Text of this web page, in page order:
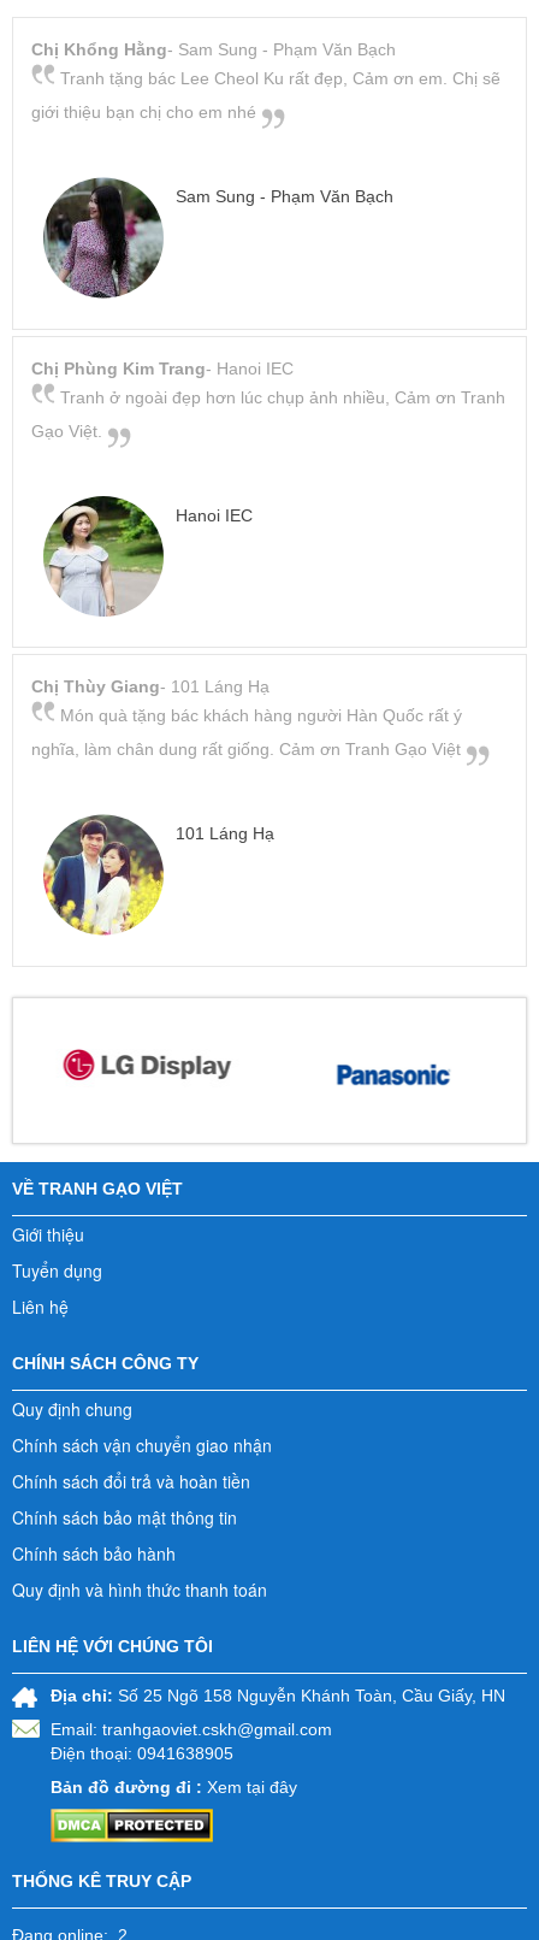
Chị Khổng Hằng- Sam Sung - Phạm Văn Bạch
Tranh tặng bác Lee Cheol Ku rất đẹp, Cảm ơn em. Chị sẽ
giới thiệu bạn chị cho em nhé
Sam Sung - Phạm Văn Bạch
Chị Phùng Kim Trang- Hanoi IEC
Tranh ở ngoài đẹp hơn lúc chụp ảnh nhiều, Cảm ơn Tranh
Gạo Việt.
Hanoi IEC
Chị Thùy Giang- 101 Láng Hạ
Món quà tặng bác khách hàng người Hàn Quốc rất ý
nghĩa, làm chân dung rất giống. Cảm ơn Tranh Gạo Việt
101 Láng Hạ
VỀ TRANH GẠO VIỆT
Giới thiệu
Tuyển dụng
Liên hệ
CHÍNH SÁCH CÔNG TY
Quy định chung
Chính sách vận chuyển giao nhận
Chính sách đổi trả và hoàn tiền
Chính sách bảo mật thông tin
Chính sách bảo hành
Quy định và hình thức thanh toán
LIÊN HỆ VỚI CHÚNG TÔI
Địa chỉ: Số 25 Ngõ 158 Nguyễn Khánh Toàn, Cầu Giấy, HN
Email: tranhgaoviet.cskh@gmail.com
Điện thoại: 0941638905
Bản đồ đường đi : Xem tại đây
THỐNG KÊ TRUY CẬP
Đang online: 2